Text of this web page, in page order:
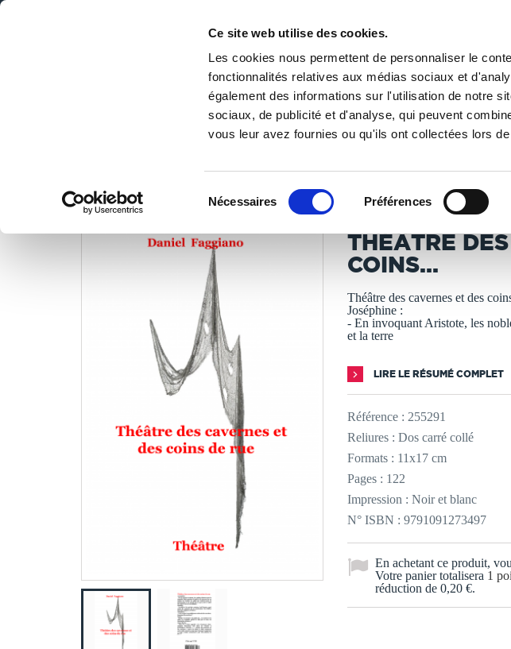
Ce site web utilise des cookies.
Les cookies nous permettent de personnaliser le
fonctionnalités relatives aux médias sociaux et
également des informations sur l'utilisation de notre
sociaux, de publicité et d'analyse, qui peuvent
vous leur avez fournies ou qu'ils ont collectées lors
Nécessaires Préférences
DE LA PAGE BLANCHE... AU BEST SELLER
PUBLIER UN LIVRE
/ Littérature / Théâtre / Théâtre des cavernes et des coins...
LES LIVRES SONT IMPRIMÉS À LA
THÉÂTRE
COINS...
Théâtre des cavernes et des
Joséphine :
- En invoquant Aristote, les
et la terre
LIRE LE RÉSUMÉ COMPLET
Référence : 255291
Reliures : Dos carré collé
Formats : 11x17 cm
Pages : 122
Impression : Noir et blanc
N° ISBN : 9791091273497
En achetant ce produit,
Votre panier totalisera 1
réduction de 0,20 €.